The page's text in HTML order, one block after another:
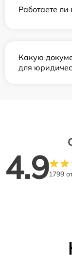
Работаете
Какую
для
4.91799